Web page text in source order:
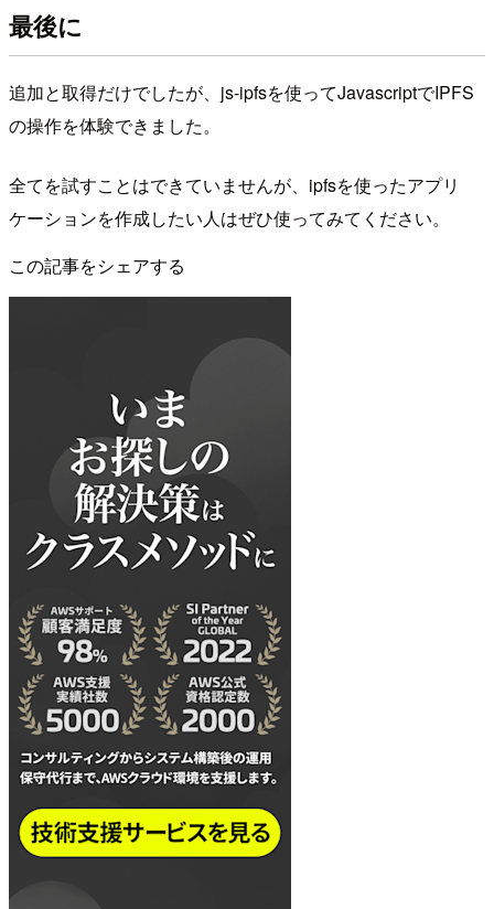
最後に
追加と取得だけでしたが、js-ipfsを使ってJavascriptでIPFS
の操作を体験できました。
全てを試すことはできていませんが、ipfsを使ったアプリ
ケーションを作成したい人はぜひ使ってみてください。
この記事をシェアする